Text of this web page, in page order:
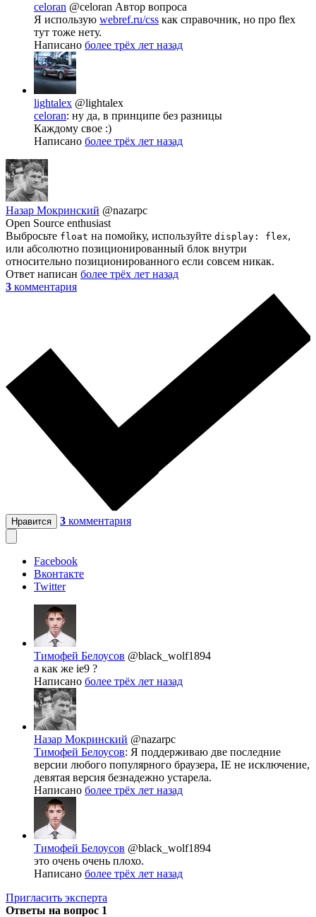
celoran @celoran Автор вопроса
Я использую webref.ru/css как справочник, но про flex
тут тоже нету.
Написано более трёх лет назад
lightalex @lightalex
celoran: ну да, в принципе без разницы
Каждому свое :)
Написано более трёх лет назад
Назар Мокринский @nazarpc
Open Source enthusiast
Выбросьте float на помойку, используйте display: flex,
или абсолютно позиционированный блок внутри
относительно позиционированного если совсем никак.
Ответ написан более трёх лет назад
3 комментария
Нравится 3 комментария
Facebook
Вконтакте
Twitter
Тимофей Белоусов @black_wolf1894
а как же ie9 ?
Написано более трёх лет назад
Назар Мокринский @nazarpc
Тимофей Белоусов: Я поддерживаю две последние
версии любого популярного браузера, IE не исключение,
девятая версия безнадежно устарела.
Написано более трёх лет назад
Тимофей Белоусов @black_wolf1894
это очень очень плохо.
Написано более трёх лет назад
Пригласить эксперта
Ответы на вопрос 1